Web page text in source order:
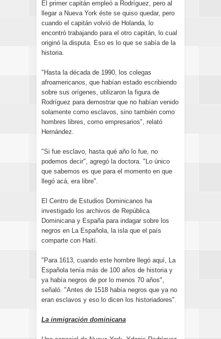
El primer capitán empleó a Rodríguez, pero al
llegar a Nueva York éste se quiso quedar, pero
cuando el capitán volvió de Holanda, lo
encontró trabajando para el otro capitán, lo cual
originó la disputa. Eso es lo que se sabía de la
historia.
"Hasta la década de 1990, los colegas
afroamericanos, que habían estado escribiendo
sobre sus orígenes, utilizaron la figura de
Rodríguez para demostrar que no habían venido
solamente como esclavos, sino también como
hombres libres, como empresarios", relató
Hernández.
"Si fue esclavo, hasta qué año lo fue, no
podemos decir", agregó la doctora. "Lo único
que sabemos es que para el momento en que
llegó acá, era libre".
El Centro de Estudios Dominicanos ha
investigado los archivos de República
Dominicana y España para indagar sobre los
negros en La Española, la isla que el país
comparte con Haití.
"Para 1613, cuando este hombre llegó aquí, La
Española tenía más de 100 años de historia y
ya había negros de por lo menos 70 años",
señaló. "Antes de 1518 había negros que ya no
eran esclavos y eso lo dicen los historiadores".
La inmigración dominicana